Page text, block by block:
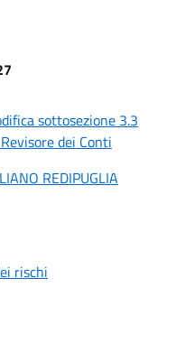
sottosezione 3.3
dei Conti
REDIPUGLIA
rischi